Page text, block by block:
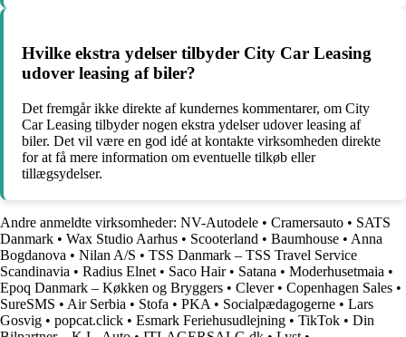
Hvilke ekstra ydelser tilbyder City Car Leasing
udover leasing af biler?
Det fremgår ikke direkte af kundernes kommentarer, om City
Car Leasing tilbyder nogen ekstra ydelser udover leasing af
biler. Det vil være en god idé at kontakte virksomheden direkte
for at få mere information om eventuelle tilkøb eller
tillægsydelser.
Andre anmeldte virksomheder: NV-Autodele • Cramersauto • SATS
Danmark • Wax Studio Aarhus • Scooterland • Baumhouse • Anna
Bogdanova • Nilan A/S • TSS Danmark – TSS Travel Service
Scandinavia • Radius Elnet • Saco Hair• Satana • Moderhusetmaia •
Epoq Danmark – Køkken og Bryggers • Clever• Copenhagen Sales •
SureSMS • Air Serbia • Stofa • PKA • Socialpædagogerne • Lars
Gosvig • popcat.click • Esmark Feriehusudlejning • TikTok • Din